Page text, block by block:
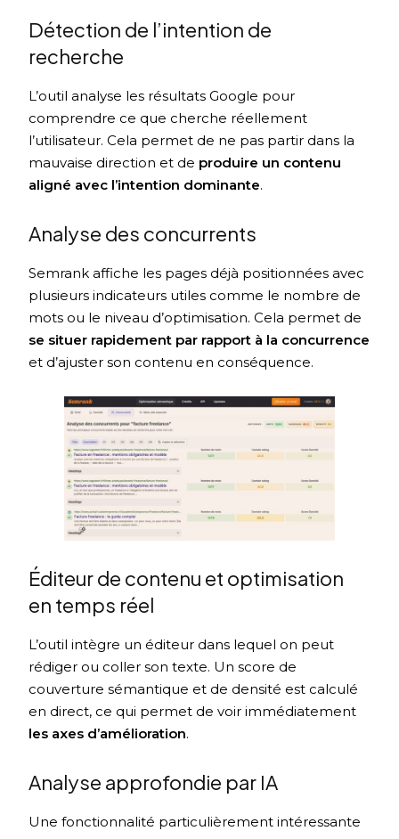
Détection de l’intention de
recherche
L’outil analyse les résultats Google pour
comprendre ce que cherche réellement
l’utilisateur. Cela permet de ne pas partir dans la
mauvaise direction et de produire un contenu
aligné avec l’intention dominante.
Analyse des concurrents
Semrank affiche les pages déjà positionnées avec
plusieurs indicateurs utiles comme le nombre de
mots ou le niveau d’optimisation. Cela permet de
se situer rapidement par rapport à la concurrence
et d’ajuster son contenu en conséquence.
Éditeur de contenu et optimisation
en temps réel
L’outil intègre un éditeur dans lequel on peut
rédiger ou coller son texte. Un score de
couverture sémantique et de densité est calculé
en direct, ce qui permet de voir immédiatement
les axes d’amélioration.
Analyse approfondie par IA
Une fonctionnalité particulièrement intéressante